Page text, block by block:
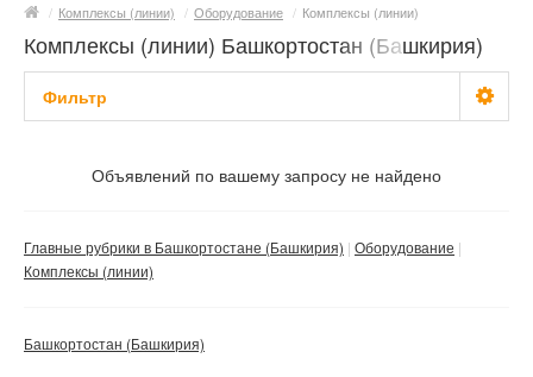
/ Комплексы (линии) / Оборудование / Комплексы (линии)
Комплексы (линии) Башкортостан (Башкирия)
Фильтр
Не важно
Не важно
Частные
Объявлений по вашему запросу не найдено
Главные рубрики в Башкортостане (Башкирия) Оборудование
Комплексы (линии)
Башкортостан (Башкирия)